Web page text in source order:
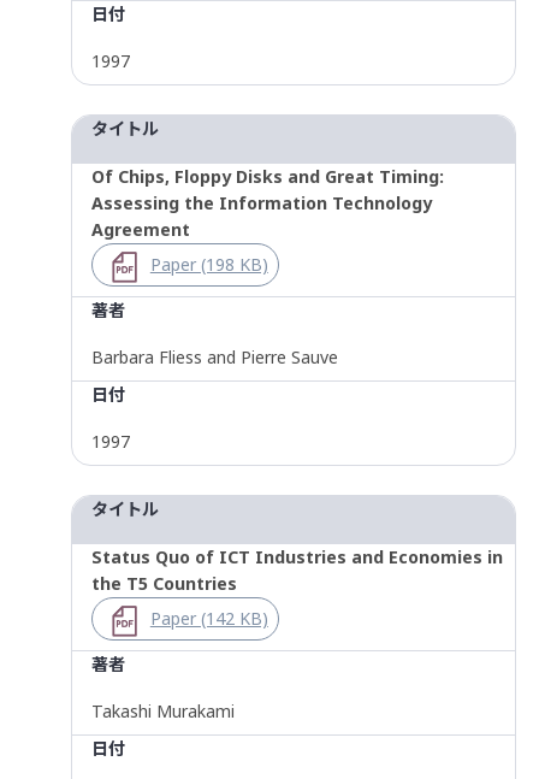
日付
1997
タイトル
Of Chips, Floppy Disks and Great Timing:
Assessing the Information Technology
Agreement
Paper (198 KB)
著者
Barbara Fliess and Pierre Sauve
日付
1997
タイトル
Status Quo of ICT Industries and Economies in
the T5 Countries
Paper (142 KB)
著者
Takashi Murakami
日付